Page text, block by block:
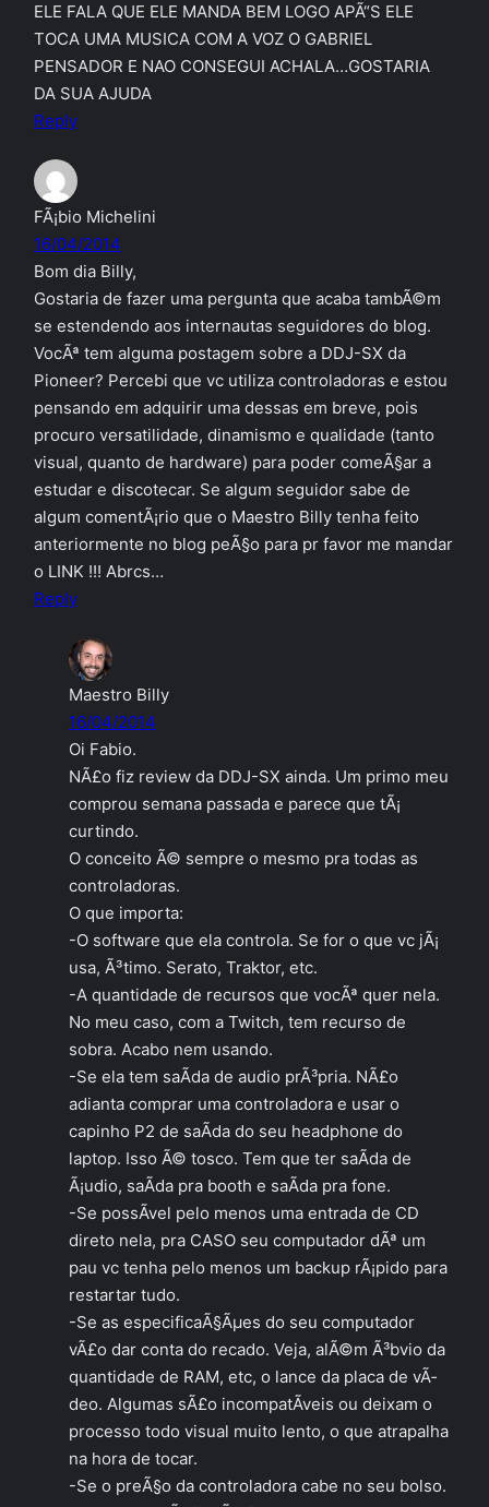
ELE FALA QUE ELE MANDA BEM LOGO APÃ“S ELE
TOCA UMA MUSICA COM A VOZ O GABRIEL
PENSADOR E NAO CONSEGUI ACHALA…GOSTARIA
DA SUA AJUDA
Reply
FÃ¡bio Michelini
16/04/2014
Bom dia Billy,
Gostaria de fazer uma pergunta que acaba tambÃ©m
se estendendo aos internautas seguidores do blog.
VocÃª tem alguma postagem sobre a DDJ-SX da
Pioneer? Percebi que vc utiliza controladoras e estou
pensando em adquirir uma dessas em breve, pois
procuro versatilidade, dinamismo e qualidade (tanto
visual, quanto de hardware) para poder comeÃ§ar a
estudar e discotecar. Se algum seguidor sabe de
algum comentÃ¡rio que o Maestro Billy tenha feito
anteriormente no blog peÃ§o para pr favor me mandar
o LINK !!! Abrcs…
Reply
Maestro Billy
16/04/2014
Oi Fabio.
NÃ£o fiz review da DDJ-SX ainda. Um primo meu
comprou semana passada e parece que tÃ¡
curtindo.
O conceito Ã© sempre o mesmo pra todas as
controladoras.
O que importa:
-O software que ela controla. Se for o que vc jÃ¡
usa, Ã³timo. Serato, Traktor, etc.
-A quantidade de recursos que vocÃª quer nela.
No meu caso, com a Twitch, tem recurso de
sobra. Acabo nem usando.
-Se ela tem saÃ­da de audio prÃ³pria. NÃ£o
adianta comprar uma controladora e usar o
capinho P2 de saÃ­da do seu headphone do
laptop. Isso Ã© tosco. Tem que ter saÃ­da de
Ã¡udio, saÃ­da pra booth e saÃ­da pra fone.
-Se possÃ­vel pelo menos uma entrada de CD
direto nela, pra CASO seu computador dÃª um
pau vc tenha pelo menos um backup rÃ¡pido para
restartar tudo.
-Se as especificaÃ§Ãµes do seu computador
vÃ£o dar conta do recado. Veja, alÃ©m Ã³bvio da
quantidade de RAM, etc, o lance da placa de vÃ­
deo. Algumas sÃ£o incompatÃ­veis ou deixam o
processo todo visual muito lento, o que atrapalha
na hora de tocar.
-Se o preÃ§o da controladora cabe no seu bolso.